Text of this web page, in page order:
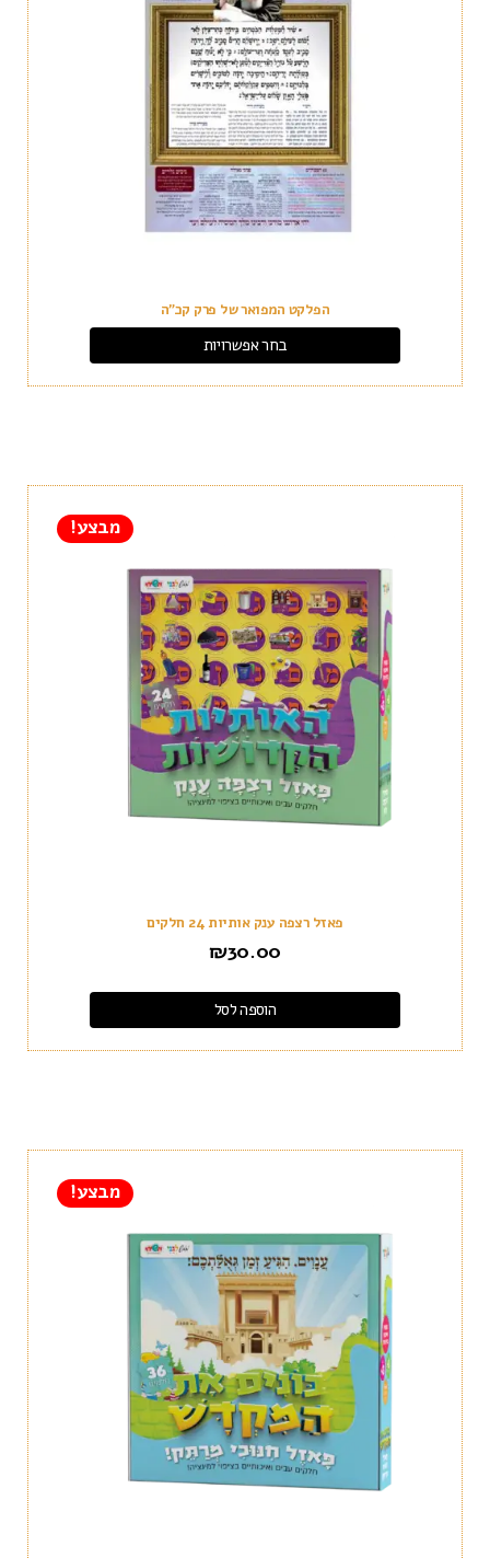
הפלקט המפואר של פרק קכ"ה
בחר אפשרויות
מבצע!
‏‏פאזל רצפה ענק אותיות 24 חלקים
₪30.00
הוספה לסל
מבצע!